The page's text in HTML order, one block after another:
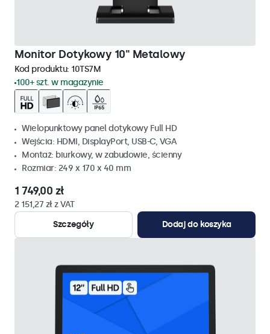
Monitor Dotykowy 10" Metalowy
Kod produktu: 10TS7M
100+ szt. w magazynie
Wielopunktowy panel dotykowy Full HD
Wejścia: HDMI, DisplayPort, USB-C, VGA
Montaż: biurkowy, w zabudowie, ścienny
Rozmiar: 249 x 170 x 40 mm
1 749,00 zł
2 151,27 zł z VAT
Szczegóły
Dodaj do koszyka